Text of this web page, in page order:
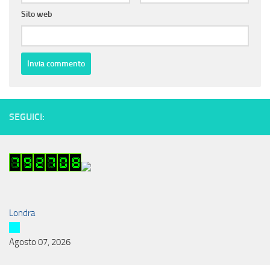
Sito web
SEGUICI:
Londra
Agosto 07, 2026